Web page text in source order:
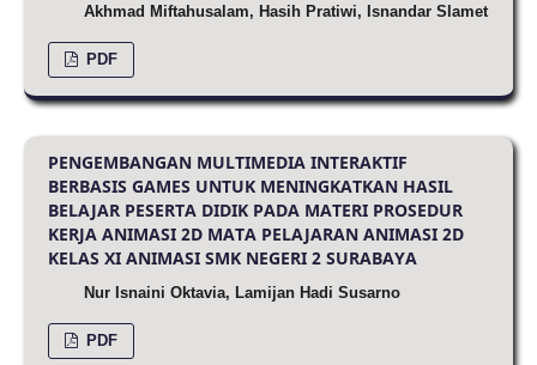
Akhmad Miftahusalam, Hasih Pratiwi, Isnandar Slamet
PDF
PENGEMBANGAN MULTIMEDIA INTERAKTIF
BERBASIS GAMES UNTUK MENINGKATKAN HASIL
BELAJAR PESERTA DIDIK PADA MATERI PROSEDUR
KERJA ANIMASI 2D MATA PELAJARAN ANIMASI 2D
KELAS XI ANIMASI SMK NEGERI 2 SURABAYA
Nur Isnaini Oktavia, Lamijan Hadi Susarno
PDF